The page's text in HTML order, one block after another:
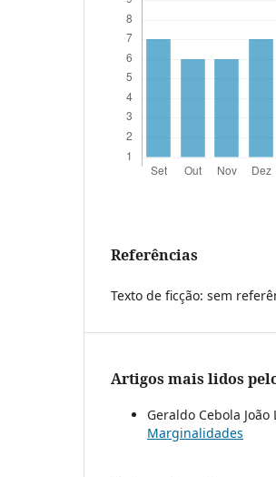
Referências
Texto de ficção: sem
Artigos mais lidos
Geraldo Cebola João
Marginalidades